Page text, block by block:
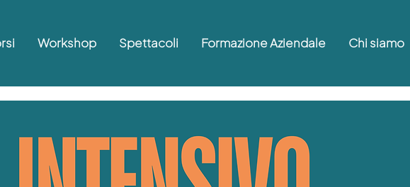
Workshop Spettacoli Formazione Aziendale Chi siamo